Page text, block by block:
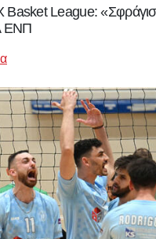
Basket League:
ΕΝΠ